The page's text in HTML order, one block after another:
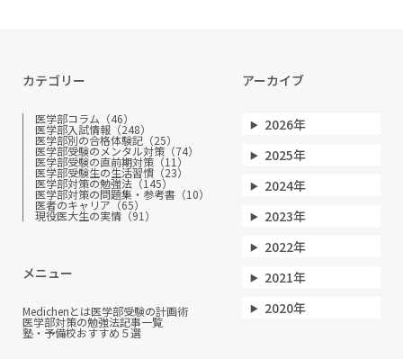
カテゴリー
医学部コラム（46）
医学部入試情報（248）
医学部別の合格体験記（25）
医学部受験のメンタル対策（74）
医学部受験の直前期対策（11）
医学部受験生の生活習慣（23）
医学部対策の勉強法（145）
医学部対策の問題集・参考書（10）
医者のキャリア（65）
現役医大生の実情（91）
メニュー
Medichenとは医学部受験の計画術
医学部対策の勉強法記事一覧
塾・予備校おすすめ５選
アーカイブ
2026年
2025年
2024年
2023年
2022年
2021年
2020年